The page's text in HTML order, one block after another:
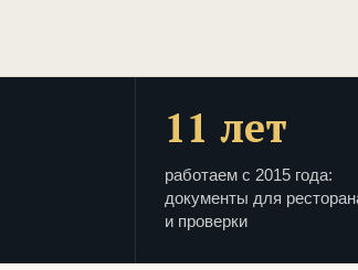
11 лет
работаем с 2015 года:
документы для
и проверки